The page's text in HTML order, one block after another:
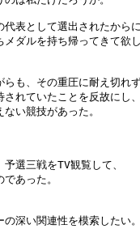
代表として選出されたから
ダルを持ち帰ってきて欲
らも、その重圧に耐え切れ
れていたことを反故にし
い競技があった。
選三戦をTV観覧して、
あった。
の深い関連性を模索したい